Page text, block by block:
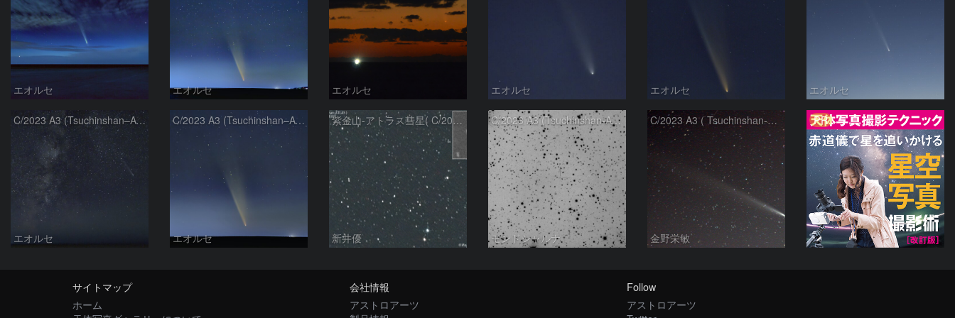
エオルセ エオルセ エオルセ エオルセ エオルセ エオルセ
C/2023 A3 (Tsuchinshan–ATLAS)と天の川
エオルセ
C/2023 A3 (Tsuchinshan–ATLAS)
エオルセ
紫金山-アトラス彗星( C/2023A3 )：2025/09/16
新井優
C/2023 A3 (Tsuchinshan-ATLAS)
モンドシャルナ
C/2023 A3 ( Tsuchinshan-ATLAS )
金野栄敏
PR
サイトマップ
ホーム
会社情報
アストロアーツ
Follow
アストロアーツ